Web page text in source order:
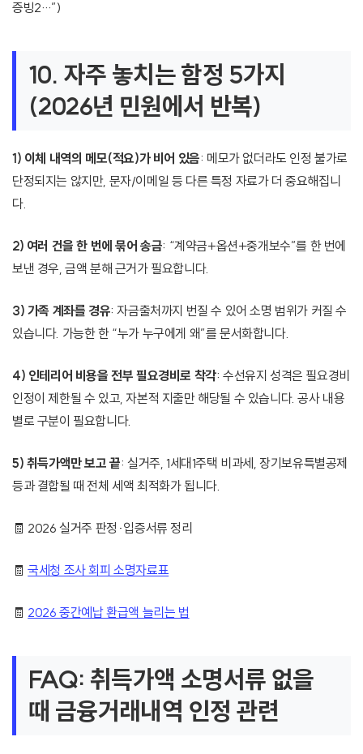
증빙2…”)
10. 자주 놓치는 함정 5가지
(2026년 민원에서 반복)
1) 이체 내역의 메모(적요)가 비어 있음: 메모가 없더라도 인정 불가로
단정되지는 않지만, 문자/이메일 등 다른 특정 자료가 더 중요해집니
다.
2) 여러 건을 한 번에 묶어 송금: “계약금+옵션+중개보수”를 한 번에
보낸 경우, 금액 분해 근거가 필요합니다.
3) 가족 계좌를 경유: 자금출처까지 번질 수 있어 소명 범위가 커질 수
있습니다. 가능한 한 “누가 누구에게 왜”를 문서화합니다.
4) 인테리어 비용을 전부 필요경비로 착각: 수선유지 성격은 필요경비
인정이 제한될 수 있고, 자본적 지출만 해당될 수 있습니다. 공사 내용
별로 구분이 필요합니다.
5) 취득가액만 보고 끝: 실거주, 1세대1주택 비과세, 장기보유특별공제
등과 결합될 때 전체 세액 최적화가 됩니다.
🧾 2026 실거주 판정·입증서류 정리
🧾국세청 조사 회피 소명자료표
🧾 2026 중간예납 환급액 늘리는 법
FAQ: 취득가액 소명서류 없을
때 금융거래내역 인정 관련